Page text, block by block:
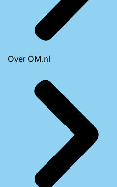
Over OM.nl